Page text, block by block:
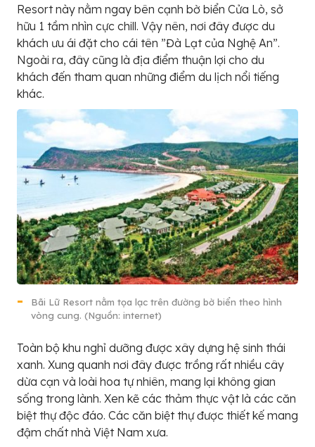
Resort này nằm ngay bên cạnh bờ biển Cửa Lò, sở
hữu 1 tầm nhìn cực chill. Vậy nên, nơi đây được du
khách ưu ái đặt cho cái tên ”Đà Lạt của Nghệ An”.
Ngoài ra, đây cũng là địa điểm thuận lợi cho du
khách đến tham quan những điểm du lịch nổi tiếng
khác.
Bãi Lữ Resort nằm tọa lạc trên đường bờ biển theo hình
vòng cung. (Nguồn: internet)
Toàn bộ khu nghỉ dưỡng được xây dựng hệ sinh thái
xanh. Xung quanh nơi đây được trồng rất nhiều cây
dừa cạn và loài hoa tự nhiên, mang lại không gian
sống trong lành. Xen kẽ các thảm thực vật là các căn
biệt thự độc đáo. Các căn biệt thự được thiết kế mang
đậm chất nhà Việt Nam xưa.